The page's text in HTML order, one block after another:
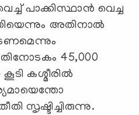
പാക്കിസ്ഥാന്‍ വെച്ച
അതിനാല്‍
45,000
കശ്മീരില്‍
സൃഷ്ടിച്ചിരുന്നു.